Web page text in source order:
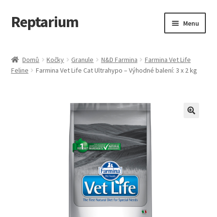
Přeskočit
na
Přejít
k
webu
Reptarium Menu
Košík
Domů Kočky Granule N&D Farmina
Farmina Vet Life
Feline
Farmina Vet Life Cat Ultrahypo – Výhodné balení: 3 x 2 kg